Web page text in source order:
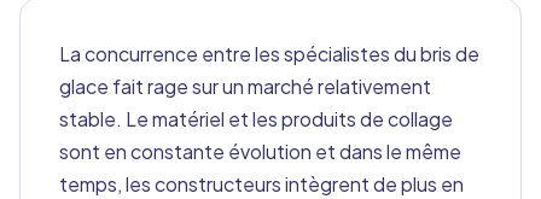
La concurrence entre les spécialistes du bris de
glace fait rage sur un marché relativement
stable. Le matériel et les produits de collage
sont en constante évolution et dans le même
temps, les constructeurs intègrent de plus en